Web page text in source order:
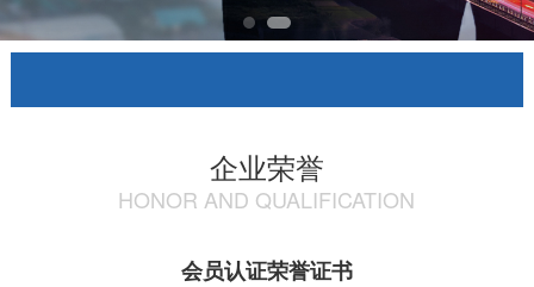
旗下品牌
发展历程
企业荣誉
HONOR AND QUALIFICATION
会员认证荣誉证书